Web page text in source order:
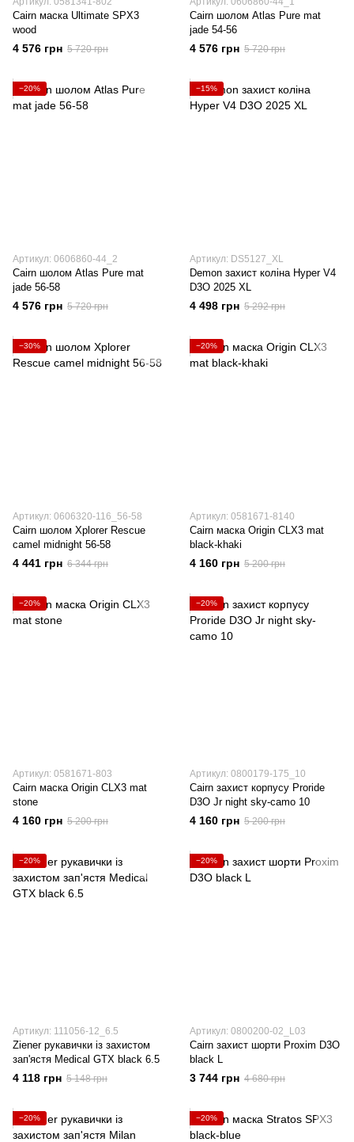
Cairn маска Ultimate SPX3
wood
4 576 грн 5 720 грн
Cairn шолом Atlas Pure mat
jade 54-56
4 576 грн 5 720 грн
−20%
Артикул: 0606860-44_2
Cairn шолом Atlas Pure mat
jade 56-58
4 576 грн 5 720 грн
−15%
Артикул: DS5127_XL
Demon захист коліна Hyper V4
D3O 2025 XL
4 498 грн 5 292 грн
−30%
Артикул: 0606320-116_56-58
Cairn шолом Xplorer Rescue
camel midnight 56-58
4 441 грн 6 344 грн
−20%
Артикул: 0581671-8140
Cairn маска Origin CLX3 mat
black-khaki
4 160 грн 5 200 грн
−20%
Артикул: 0581671-803
Cairn маска Origin CLX3 mat
stone
4 160 грн 5 200 грн
−20%
Артикул: 0800179-175_10
Cairn захист корпусу Proride
D3O Jr night sky-camo 10
4 160 грн 5 200 грн
−20%
Артикул: 111056-12_6.5
Ziener рукавички із захистом
зап'ястя Medical GTX black 6.5
4 118 грн 5 148 грн
−20%
Артикул: 0800200-02_L03
Cairn захист шорти Proxim D3O
black L
3 744 грн 4 680 грн
−20% −20%